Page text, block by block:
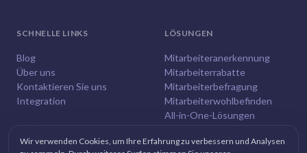
SCHNELLE LINKS
Blog
Über uns
Kontaktieren Sie uns
Integration
LÖSUNGEN
Mitarbeiteranerkennung
Mitarbeiterrabatte
Mitarbeiterbefragung
Mitarbeiterwohlbefinden
All-in-One-Lösungen
Wir verwenden Cookies, um Ihre Erfahrung zu verbessern und Analysen